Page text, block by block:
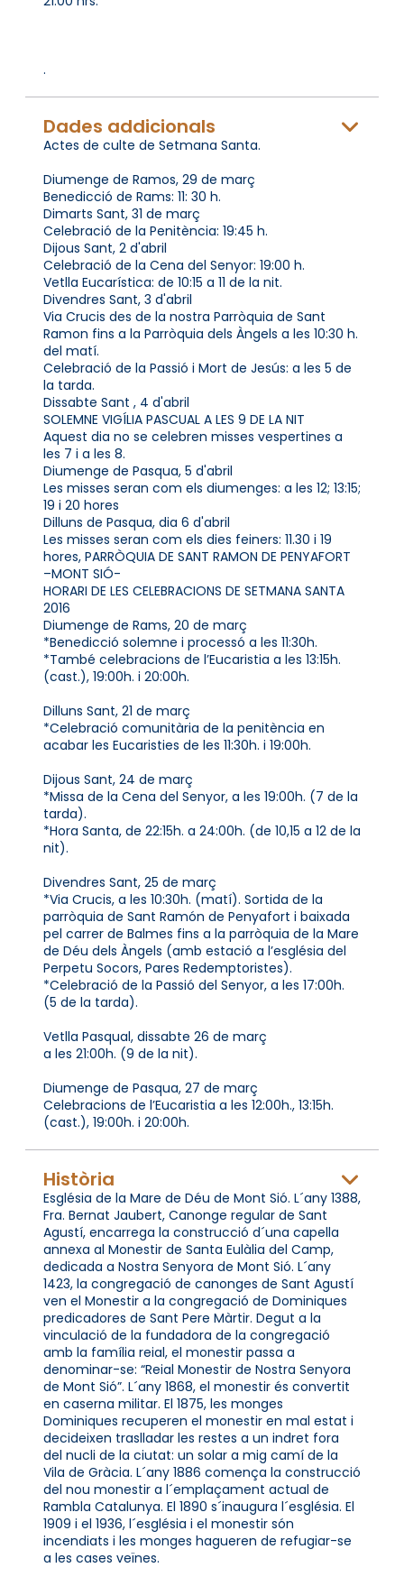
.
Dades addicionals
Actes de culte de Setmana Santa.
Diumenge de Ramos, 29 de març
Benedicció de Rams: 11: 30 h.
Dimarts Sant, 31 de març
Celebració de la Penitència: 19:45 h.
Dijous Sant, 2 d'abril
Celebració de la Cena del Senyor: 19:00 h.
Vetlla Eucarística: de 10:15 a 11 de la nit.
Divendres Sant, 3 d'abril
Via Crucis des de la nostra Parròquia de Sant
Ramon fins a la Parròquia dels Àngels a les 10:30 h.
del matí.
Celebració de la Passió i Mort de Jesús: a les 5 de
la tarda.
Dissabte Sant , 4 d'abril
SOLEMNE VIGÍLIA PASCUAL A LES 9 DE LA NIT
Aquest dia no se celebren misses vespertines a
les 7 i a les 8.
Diumenge de Pasqua, 5 d'abril
Les misses seran com els diumenges: a les 12; 13:15;
19 i 20 hores
Dilluns de Pasqua, dia 6 d'abril
Les misses seran com els dies feiners: 11.30 i 19
hores, PARRÒQUIA DE SANT RAMON DE PENYAFORT
–MONT SIÓ-
HORARI DE LES CELEBRACIONS DE SETMANA SANTA
2016
Diumenge de Rams, 20 de març
*Benedicció solemne i processó a les 11:30h.
*També celebracions de l’Eucaristia a les 13:15h.
(cast.), 19:00h. i 20:00h.
Dilluns Sant, 21 de març
*Celebració comunitària de la penitència en
acabar les Eucaristies de les 11:30h. i 19:00h.
Dijous Sant, 24 de març
*Missa de la Cena del Senyor, a les 19:00h. (7 de la
tarda).
*Hora Santa, de 22:15h. a 24:00h. (de 10,15 a 12 de la
nit).
Divendres Sant, 25 de març
*Via Crucis, a les 10:30h. (matí). Sortida de la
parròquia de Sant Ramón de Penyafort i baixada
pel carrer de Balmes fins a la parròquia de la Mare
de Déu dels Àngels (amb estació a l’església del
Perpetu Socors, Pares Redemptoristes).
*Celebració de la Passió del Senyor, a les 17:00h.
(5 de la tarda).
Vetlla Pasqual, dissabte 26 de març
a les 21:00h. (9 de la nit).
Diumenge de Pasqua, 27 de març
Celebracions de l’Eucaristia a les 12:00h., 13:15h.
(cast.), 19:00h. i 20:00h.
Història
Església de la Mare de Déu de Mont Sió. L´any 1388,
Fra. Bernat Jaubert, Canonge regular de Sant
Agustí, encarrega la construcció d´una capella
annexa al Monestir de Santa Eulàlia del Camp,
dedicada a Nostra Senyora de Mont Sió. L´any
1423, la congregació de canonges de Sant Agustí
ven el Monestir a la congregació de Dominiques
predicadores de Sant Pere Màrtir. Degut a la
vinculació de la fundadora de la congregació
amb la família reial, el monestir passa a
denominar-se: “Reial Monestir de Nostra Senyora
de Mont Sió”. L´any 1868, el monestir és convertit
en caserna militar. El 1875, les monges
Dominiques recuperen el monestir en mal estat i
decideixen traslladar les restes a un indret fora
del nucli de la ciutat: un solar a mig camí de la
Vila de Gràcia. L´any 1886 comença la construcció
del nou monestir a l´emplaçament actual de
Rambla Catalunya. El 1890 s´inaugura l´església. El
1909 i el 1936, l´església i el monestir són
incendiats i les monges hagueren de refugiar-se
a les cases veïnes.